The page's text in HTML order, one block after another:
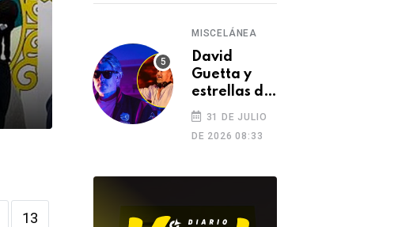
13
MISCELÁNEA
David
Guetta y
estrellas de
la música
despiden a
DJ Kavinsky
inesperada
31 DE JULIO
DE 2026 08:33